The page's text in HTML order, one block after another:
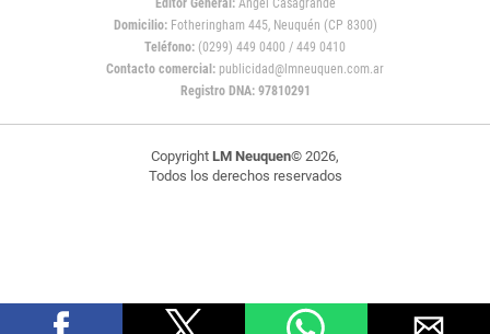
Editor General:Ángel Casagrande
Domicilio:Fotheringham 445, Neuquén (CP 8300)
Teléfono: (0299) 449 0400 / 449 0410
Contacto comercial: publicidad@lmneuquen.com.ar
Registro DNA: 97810291
Copyright LM Neuquen© 2026,
Todos los derechos reservados